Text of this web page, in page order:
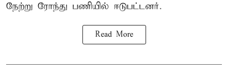
நேற்று ரோந்து பணியில் ஈடுபட்டனர்.
Read More